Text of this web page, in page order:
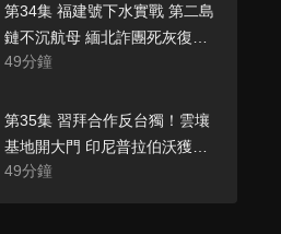
第34集 福建號下水實戰 第二島
鏈不沉航母 緬北詐團死灰復燃
軍政府知錯不改？
49分鐘
第35集 習拜合作反台獨！雲壤
基地開大門 印尼普拉伯沃獲習
近平、李強高度讚賞
49分鐘